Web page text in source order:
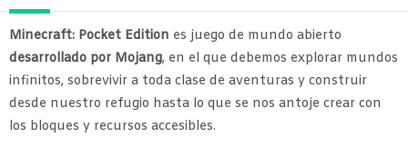
Minecraft: Pocket Edition es juego de mundo abierto
desarrollado por Mojang, en el que debemos explorar mundos
infinitos, sobrevivir a toda clase de aventuras y construir
desde nuestro refugio hasta lo que se nos antoje crear con
los bloques y recursos accesibles.